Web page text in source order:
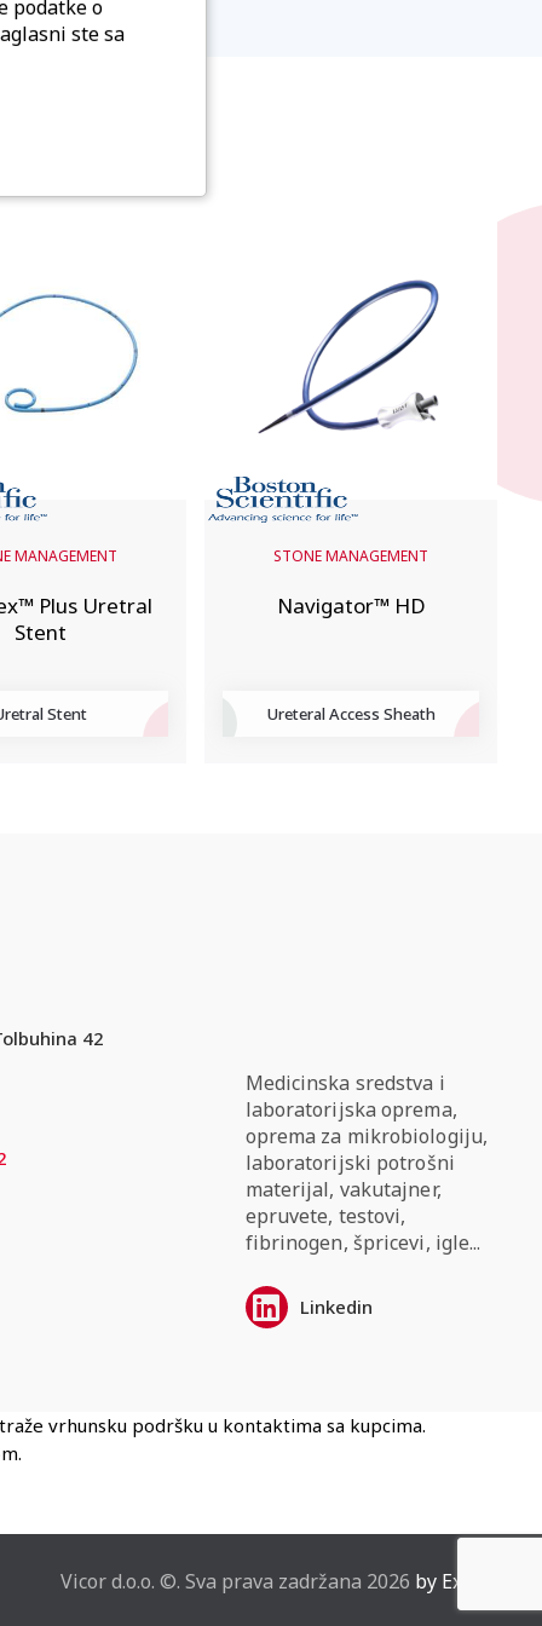
MANAGEMENT
Plus Uretral
Stent
Stent
STONE MANAGEMENT
Navigator™ HD
Ureteral Access Sheath
42
Medicinska sredstva i
laboratorijska oprema,
oprema za mikrobiologiju,
laboratorijski potrošni
materijal, vakutajner,
epruvete, testovi,
fibrinogen, špricevi, igle...
Linkedin
vrhunsku podršku u kontaktima sa kupcima.
Vicor d.o.o. ©. Sva prava zadržana 2026 by Explicit
podatke o
ste sa